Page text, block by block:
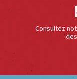
Consultez